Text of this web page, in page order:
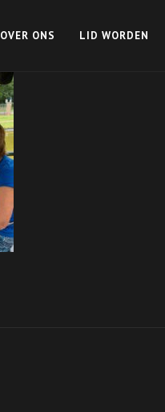
OVER ONS LID WORDEN